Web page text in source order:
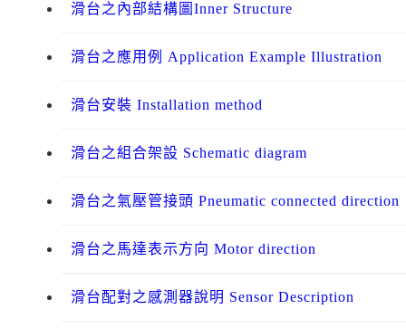
滑台之內部結構圖Inner Structure
滑台之應用例 Application Example Illustration
滑台安裝 Installation method
滑台之組合架設 Schematic diagram
滑台之氣壓管接頭 Pneumatic connected direction
滑台之馬達表示方向 Motor direction
滑台配對之感測器說明 Sensor Description